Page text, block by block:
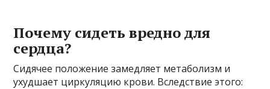
Почему сидеть вредно для
сердца?
Сидячее положение замедляет метаболизм и
ухудшает циркуляцию крови. Вследствие этого: